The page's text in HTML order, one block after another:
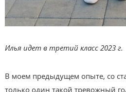
Илья идет в третий класс 2023 г.
В моем предыдущем опыте, со
только один такой тревожный